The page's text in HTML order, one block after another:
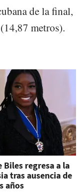
de la final,
metros).
Biles regresa a la
tras ausencia de
años